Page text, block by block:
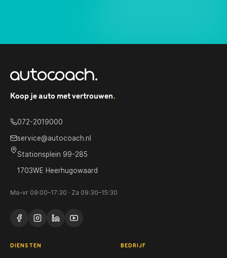
Koop je auto met vertrouwen.
072-2019000
service@autocoach.nl
Stationsplein 99-285
1703WE Heerhugowaard
Ma–vr 09:00–17:30 · Za 09:30–15:30
DIENSTEN BEDRIJF